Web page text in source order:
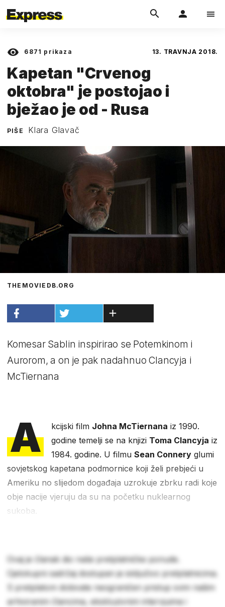
6871 prikaza 13. TRAVNJA 2018.
Kapetan "Crvenog
oktobra" je postojao i
bježao je od - Rusa
PIŠE Klara Glavač
THEMOVIEDB.ORG
Komesar Sablin inspirirao se Potemkinom i
Aurorom, a on je pak nadahnuo Clancyja i
McTiernana
A kcijski film Johna McTiernana iz 1990.
godine temelji se na knjizi Toma Clancyja iz
1984. godine. U filmuSean Connery glumi
sovjetskog kapetana podmornice koji želi prebjeći u
Ameriku no slijedom događaja uzrokuje zbrku radi koje
obje nacije vjeruju da su na početku nuklearnog
sukoba.
Ovaj je članak dio naše pretplatničke ponude.
Cjelokupni sadržaj dostupan je isključivo pretplatnicima.
S pretplatom dobivate neograničen pristup svim našim
arhiviranim člancima, ekskluzivnim intervjuima i